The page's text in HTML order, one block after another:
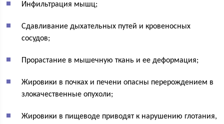
Инфильтрация мышц;
Сдавливание дыхательных путей и кровеносных
сосудов;
Прорастание в мышечную ткань и ее деформация;
Жировики в почках и печени опасны перерождением в
злокачественные опухоли;
Жировики в пищеводе приводят к нарушению глотания,